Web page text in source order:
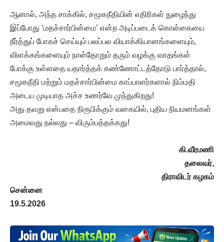
ஆனால், அந்த சாக்கில், சமூகநீதியின் எதிரிகள் நுழைந்து
இப்போது ‘மதச்சார்பின்மை’ என்ற அடிப்படைக் கொள்கையை
நீர்த்துப் போகச் செய்யும் பலப்பல வியாக்கியானங்களையும்,
விளக்கங்களையும் நாள்தோறும் தரும் வழக்கு வாதங்கள்
போக்கு உள்ளதை யதார்த்தக் கண்ணோட்டத்தோடு பார்த்தால்,
சமூகநீதி மற்றும் மதச்சார்பின்மை காப்பாளர்களால் நிம்மதி
அடைய முடியாத அச்ச உணர்வே முந்துகிறது!
அது தவறு என்பதை நிரூபிக்கும் வகையில், புதிய நியமனங்கள்
அமைவது நல்லது – விரும்பத்தக்கது!
கி.வீரமணி
தலைவர்,
திராவிடர் கழகம்
சென்னை
19.5.2026